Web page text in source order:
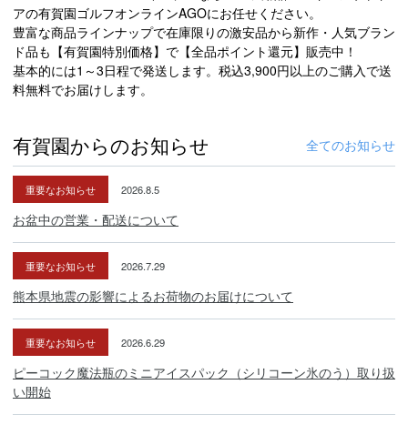
アの有賀園ゴルフオンラインAGOにお任せください。
豊富な商品ラインナップで在庫限りの激安品から新作・人気ブラン
ド品も【有賀園特別価格】で【全品ポイント還元】販売中！
基本的には1～3日程で発送します。税込3,900円以上のご購入で送
料無料でお届けします。
有賀園からのお知らせ 全てのお知らせ
重要なお知らせ 2026.8.5
お盆中の営業・配送について
重要なお知らせ 2026.7.29
熊本県地震の影響によるお荷物のお届けについて
重要なお知らせ 2026.6.29
ピーコック魔法瓶のミニアイスパック（シリコーン氷のう）取り扱
い開始